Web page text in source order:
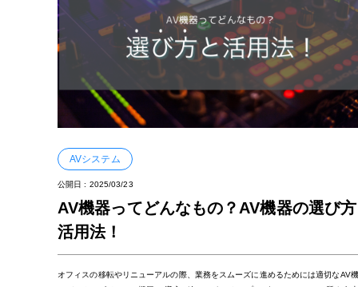
AVシステム
公開日 : 2025/03/23
AV機器ってどんなもの？AV機器の選び
活用法！
オフィスの移転やリニューアルの際、業務をスムーズに進めるためには適切なAV